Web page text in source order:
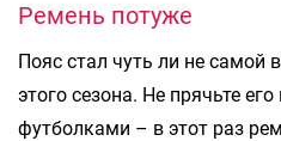
Ремень потуже
Пояс стал чуть ли не самой
этого сезона. Не прячьте
футболками – в этот раз